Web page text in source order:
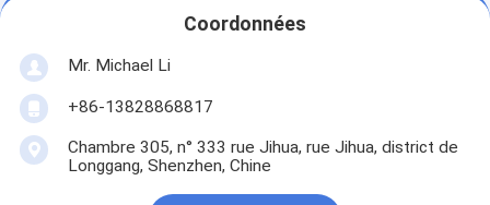
Coordonnées
Mr. Michael Li
+86-13828868817
Chambre 305, n° 333 rue Jihua, rue Jihua, district de
Longgang, Shenzhen, Chine